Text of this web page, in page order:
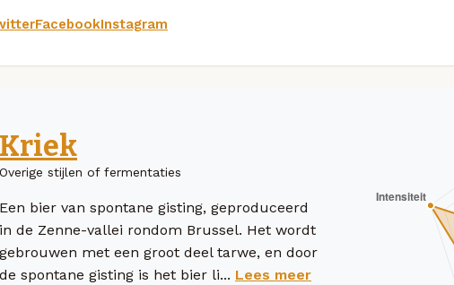
FacebookInstagram
Kriek
Overige stijlen of fermentaties
Een bier van spontane gisting, geproduceerd
in de Zenne-vallei rondom Brussel. Het wordt
gebrouwen met een groot deel tarwe, en door
de spontane gisting is het bier li... Lees meer